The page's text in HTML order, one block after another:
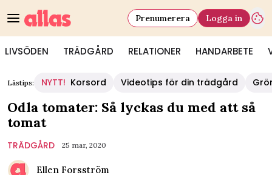
LIVSÖDEN TRÄDGÅRD RELATIONER HANDARBETE
Prenumerera Logga in
Lästips: NYTT! Korsord Videotips för din trädgård
Odla tomater: Så lyckas du med att så
tomat
TRÄDGÅRD 25 mar, 2020
Ellen Forsström